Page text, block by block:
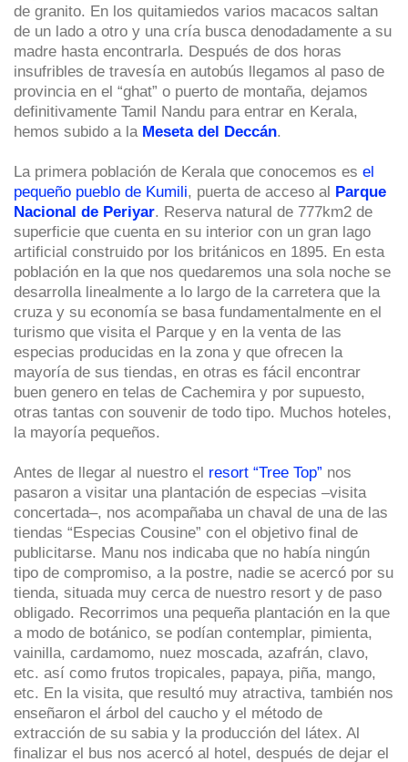
de granito. En los quitamiedos varios macacos saltan
de un lado a otro y una cría busca denodadamente a su
madre hasta encontrarla. Después de dos horas
insufribles de travesía en autobús llegamos al paso de
provincia en el “ghat” o puerto de montaña, dejamos
definitivamente Tamil Nandu para entrar en Kerala,
hemos subido a la Meseta del Deccán.
La primera población de Kerala que conocemos es el
pequeño pueblo de Kumili, puerta de acceso al Parque
Nacional de Periyar. Reserva natural de 777km2 de
superficie que cuenta en su interior con un gran lago
artificial construido por los británicos en 1895. En esta
población en la que nos quedaremos una sola noche se
desarrolla linealmente a lo largo de la carretera que la
cruza y su economía se basa fundamentalmente en el
turismo que visita el Parque y en la venta de las
especias producidas en la zona y que ofrecen la
mayoría de sus tiendas, en otras es fácil encontrar
buen genero en telas de Cachemira y por supuesto,
otras tantas con souvenir de todo tipo. Muchos hoteles,
la mayoría pequeños.
Antes de llegar al nuestro el resort “Tree Top” nos
pasaron a visitar una plantación de especias ‒visita
concertada‒, nos acompañaba un chaval de una de las
tiendas “Especias Cousine” con el objetivo final de
publicitarse. Manu nos indicaba que no había ningún
tipo de compromiso, a la postre, nadie se acercó por su
tienda, situada muy cerca de nuestro resort y de paso
obligado. Recorrimos una pequeña plantación en la que
a modo de botánico, se podían contemplar, pimienta,
vainilla, cardamomo, nuez moscada, azafrán, clavo,
etc. así como frutos tropicales, papaya, piña, mango,
etc. En la visita, que resultó muy atractiva, también nos
enseñaron el árbol del caucho y el método de
extracción de su sabia y la producción del látex. Al
finalizar el bus nos acercó al hotel, después de dejar el